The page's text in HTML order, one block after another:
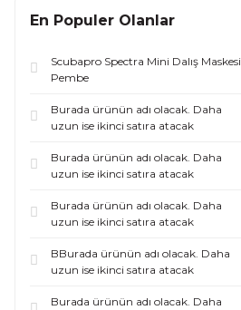
En Populer Olanlar
Scubapro Spectra Mini Dalış Maskesi
Pembe
Burada ürünün adı olacak. Daha
uzun ise ikinci satıra atacak
Burada ürünün adı olacak. Daha
uzun ise ikinci satıra atacak
Burada ürünün adı olacak. Daha
uzun ise ikinci satıra atacak
BBurada ürünün adı olacak. Daha
uzun ise ikinci satıra atacak
Burada ürünün adı olacak. Daha